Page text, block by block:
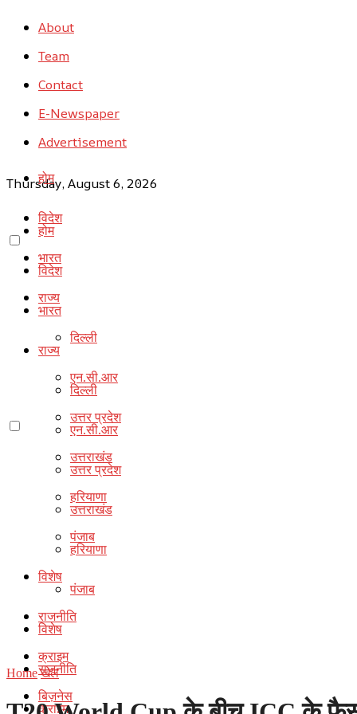
About
Team
Contact
E-Newspaper
Advertisement
Thursday, August 6, 2026
होम
विदेश
भारत
राज्य
दिल्ली
एन.सी.आर
उत्तर प्रदेश
उत्तराखंड
हरियाणा
पंजाब
विशेष
राजनीति
क्राइम
बिज़नेस
होम
विदेश
भारत
राज्य
दिल्ली
एन.सी.आर
उत्तर प्रदेश
उत्तराखंड
हरियाणा
पंजाब
विशेष
राजनीति
क्राइम
Home खेल